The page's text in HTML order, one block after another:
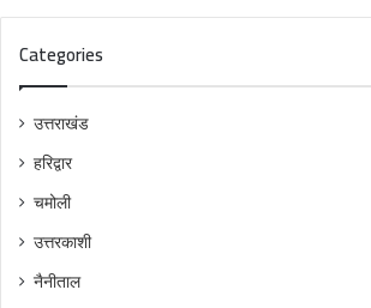
Categories
उत्तराखंड
हरिद्वार
चमोली
उत्तरकाशी
नैनीताल